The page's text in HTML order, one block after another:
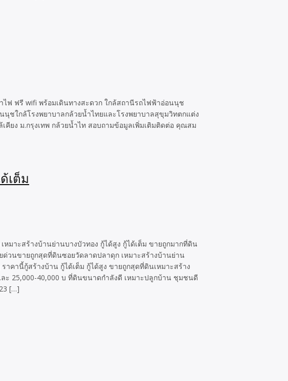
ฟ ฟรี wifi พร้อมเดินทางสะดวก ใกล้สถานีรถไฟฟ้าอ่อนนุช
ชใกล้โรงพยาบาลกล้วยน้ำไทยและโรงพยาบาลสุขุมวิทตกแต่ง
ยง ม.กรุงเทพ กล้วยน้ำไท สอบถามข้อมูลเพิ่มเติมติดต่อ คุณสม
เต็ม
าะสร้างบ้านย่านบางบัวทอง กู้ได้สูง กู้ได้เต็ม ขายถูกมากที่ดิน
วนขายถูกสุดที่ดินซอยวัดลาดปลาดุก เหมาะสร้างบ้านย่าน
คานี้กู้สร้างบ้าน กู้ได้เต็ม กู้ได้สูง ขายถูกสุดที่ดินเหมาะสร้าง
25,000-40,000 บ ที่ดินขนาดกำลังดี เหมาะปลูกบ้าน ชุมชนดี
[…]